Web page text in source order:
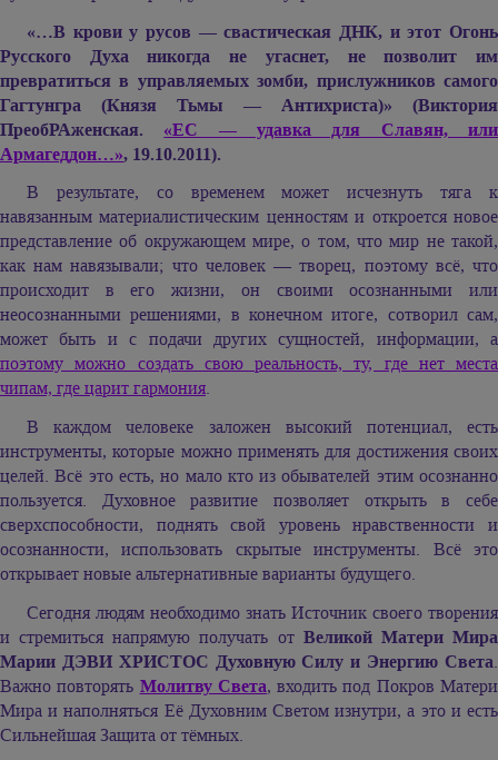
«…В крови у русов — свастическая ДНК, и этот Огонь
Русского Духа никогда не угаснет, не позволит им
превратиться в управляемых зомби, прислужников самого
Гагтунгра (Князя Тьмы — Антихриста)» (Виктория
ПреобРАженская. «ЕС — удавка для Славян, или
Армагеддон…», 19.10.2011).
В результате, со временем может исчезнуть тяга к
навязанным материалистическим ценностям и откроется новое
представление об окружающем мире, о том, что мир не такой,
как нам навязывали; что человек — творец, поэтому всё, что
происходит в его жизни, он своими осознанными или
неосознанными решениями, в конечном итоге, сотворил сам,
может быть и с подачи других сущностей, информации, а
поэтому можно создать свою реальность, ту, где нет места
чипам, где царит гармония.
В каждом человеке заложен высокий потенциал, есть
инструменты, которые можно применять для достижения своих
целей. Всё это есть, но мало кто из обывателей этим осознанно
пользуется. Духовное развитие позволяет открыть в себе
сверхспособности, поднять свой уровень нравственности и
осознанности, использовать скрытые инструменты. Всё это
открывает новые альтернативные варианты будущего.
Сегодня людям необходимо знать Источник своего творения
и стремиться напрямую получать от Великой Матери Мира
Марии ДЭВИ ХРИСТОС Духовную Силу и Энергию Света.
Важно повторять Молитву Света, входить под Покров Матери
Мира и наполняться Её Духовним Светом изнутри, а это и есть
Сильнейшая Защита от тёмных.